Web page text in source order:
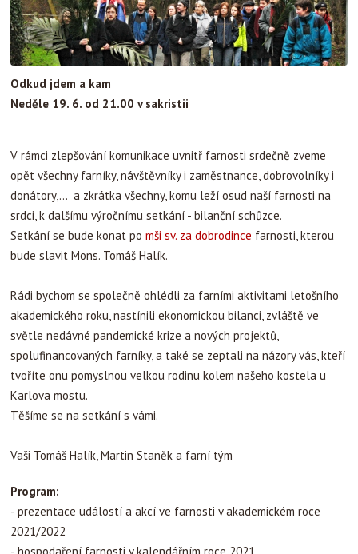
Odkud jdem a kam
Neděle 19. 6. od 21.00 v sakristii
V rámci zlepšování komunikace uvnitř farnosti srdečně zveme
opět všechny farníky, návštěvníky i zaměstnance, dobrovolníky i
donátory,… a zkrátka všechny, komu leží osud naší farnosti na
srdci, k dalšímu výročnímu setkání - bilanční schůzce.
Setkání se bude konat po mši sv. za dobrodince farnosti, kterou
bude slavit Mons. Tomáš Halík.
Rádi bychom se společně ohlédli za farními aktivitami letošního
akademického roku, nastínili ekonomickou bilanci, zvláště ve
světle nedávné pandemické krize a nových projektů,
spolufinancovaných farníky, a také se zeptali na názory vás, kteří
tvoříte onu pomyslnou velkou rodinu kolem našeho kostela u
Karlova mostu.
Těšíme se na setkání s vámi.
Vaši Tomáš Halík, Martin Staněk a farní tým
Program:
- prezentace událostí a akcí ve farnosti v akademickém roce
2021/2022